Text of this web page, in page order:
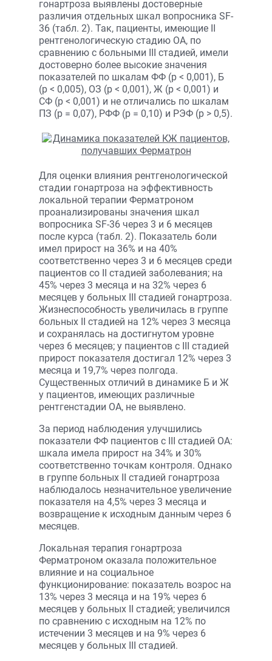
гонартроза выявлены достоверные
различия отдельных шкал вопросника SF-
36 (табл. 2). Так, пациенты, имеющие II
рентгенологическую стадию ОА, по
сравнению с больными III стадией, имели
достоверно более высокие значения
показателей по шкалам ФФ (p < 0,001), Б
(p < 0,005), ОЗ (p < 0,001), Ж (p < 0,001) и
СФ (p < 0,001) и не отличались по шкалам
ПЗ (p = 0,07), РФФ (p = 0,10) и РЭФ (p > 0,5).
Для оценки влияния рентгенологической
стадии гонартроза на эффективность
локальной терапии Ферматроном
проанализированы значения шкал
вопросника SF-36 через 3 и 6 месяцев
после курса (табл. 2). Показатель боли
имел прирост на 36% и на 40%
соответственно через 3 и 6 месяцев среди
пациентов со II стадией заболевания; на
45% через 3 месяца и на 32% через 6
месяцев у больных III стадией гонартроза.
Жизнеспособность увеличилась в группе
больных II стадией на 12% через 3 месяца
и сохранялась на достигнутом уровне
через 6 месяцев; у пациентов с III стадией
прирост показателя достигал 12% через 3
месяца и 19,7% через полгода.
Существенных отличий в динамике Б и Ж
у пациентов, имеющих различные
рентгенстадии ОА, не выявлено.
За период наблюдения улучшились
показатели ФФ пациентов с III стадией ОА:
шкала имела прирост на 34% и 30%
соответственно точкам контроля. Однако
в группе больных II стадией гонартроза
наблюдалось незначительное увеличение
показателя на 4,5% через 3 месяца и
возвращение к исход­ным данным через 6
месяцев.
Локальная терапия гонартроза
Ферматроном оказала положительное
влияние и на социальное
функционирование: показатель возрос на
13% через 3 месяца и на 19% через 6
месяцев у больных II стадией; увеличился
по сравнению с исходным на 12% по
истечении 3 месяцев и на 9% через 6
месяцев у больных III стадией.